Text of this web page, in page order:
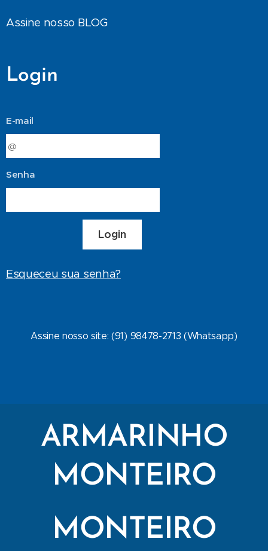
Assine nosso BLOG
Login
E-mail
Senha
Login
Esqueceu sua senha?
Assine nosso site: (91) 98478-2713 (Whatsapp)
ARMARINHO
MONTEIRO
MONTEIRO